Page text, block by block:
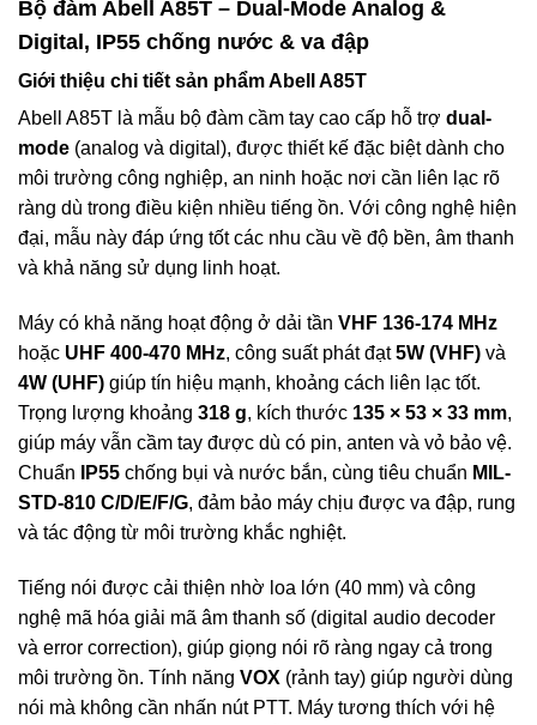
Bộ đàm Abell A85T – Dual-Mode Analog &
Digital, IP55 chống nước & va đập
Giới thiệu chi tiết sản phẩm Abell A85T
Abell A85T là mẫu bộ đàm cầm tay cao cấp hỗ trợ dual-
mode (analog và digital), được thiết kế đặc biệt dành cho
môi trường công nghiệp, an ninh hoặc nơi cần liên lạc rõ
ràng dù trong điều kiện nhiều tiếng ồn. Với công nghệ hiện
đại, mẫu này đáp ứng tốt các nhu cầu về độ bền, âm thanh
và khả năng sử dụng linh hoạt.
Máy có khả năng hoạt động ở dải tần VHF 136-174 MHz
hoặc UHF 400-470 MHz, công suất phát đạt5W (VHF) và
4W (UHF) giúp tín hiệu mạnh, khoảng cách liên lạc tốt.
Trọng lượng khoảng 318 g, kích thước 135 × 53 × 33 mm,
giúp máy vẫn cầm tay được dù có pin, anten và vỏ bảo vệ.
Chuẩn
IP55 chống bụi và nước bắn, cùng tiêu chuẩn MIL-
STD-810 C/D/E/F/G, đảm bảo máy chịu được va đập, rung
và tác động từ môi trường khắc nghiệt.
Tiếng nói được cải thiện nhờ loa lớn (40 mm) và công
nghệ mã hóa giải mã âm thanh số (digital audio decoder
và error correction), giúp giọng nói rõ ràng ngay cả trong
môi trường ồn. Tính năng VOX (rảnh tay) giúp người dùng
nói mà không cần nhấn nút PTT. Máy tương thích với hệ